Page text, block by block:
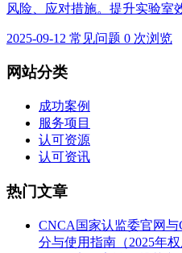
风险、应对措施。提升实验室
2025-09-12 常见问题 0 次浏览
网站分类
成功案例
服务项目
认可资源
认可资讯
热门文章
CNCA国家认监委官网
分与使用指南（2025年权